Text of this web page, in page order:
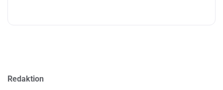
Redaktion